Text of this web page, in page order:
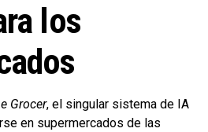
los
Grocer, el singular sistema de IA
en supermercados de las